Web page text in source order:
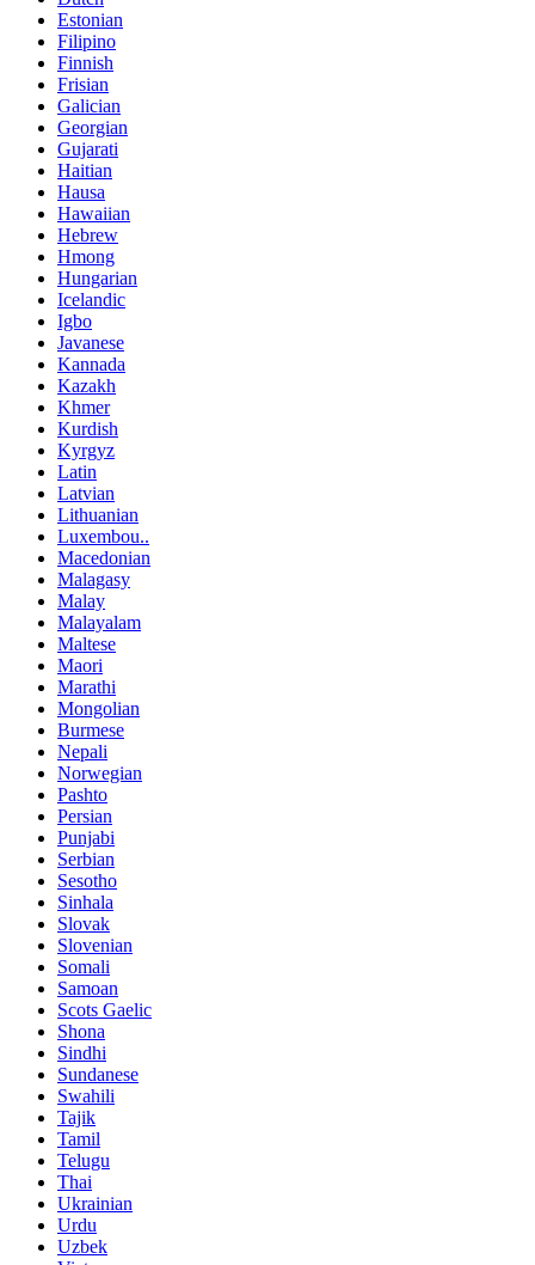
Estonian
Filipino
Finnish
Frisian
Galician
Georgian
Gujarati
Haitian
Hausa
Hawaiian
Hebrew
Hmong
Hungarian
Icelandic
Igbo
Javanese
Kannada
Kazakh
Khmer
Kurdish
Kyrgyz
Latin
Latvian
Lithuanian
Luxembou..
Macedonian
Malagasy
Malay
Malayalam
Maltese
Maori
Marathi
Mongolian
Burmese
Nepali
Norwegian
Pashto
Persian
Punjabi
Serbian
Sesotho
Sinhala
Slovak
Slovenian
Somali
Samoan
Scots Gaelic
Shona
Sindhi
Sundanese
Swahili
Tajik
Tamil
Telugu
Thai
Ukrainian
Urdu
Uzbek